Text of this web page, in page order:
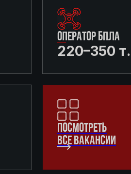
ОПЕРАТОР БПЛА
220–350
ПОСМОТРЕТЬ
ВСЕ ВАКАНСИИ